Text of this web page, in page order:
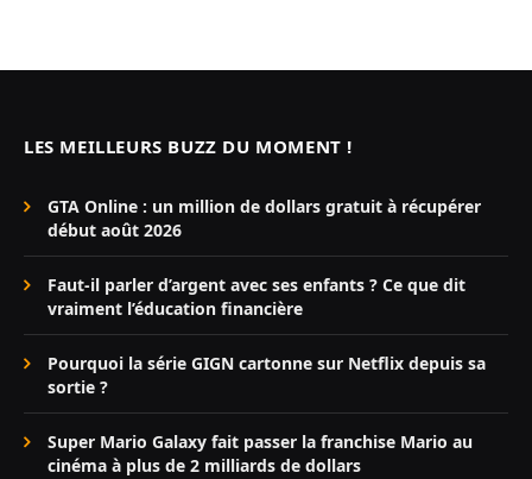
LES MEILLEURS BUZZ DU MOMENT !
GTA Online : un million de dollars gratuit à récupérer
début août 2026
Faut-il parler d’argent avec ses enfants ? Ce que dit
vraiment l’éducation financière
Pourquoi la série GIGN cartonne sur Netflix depuis sa
sortie ?
Super Mario Galaxy fait passer la franchise Mario au
cinéma à plus de 2 milliards de dollars